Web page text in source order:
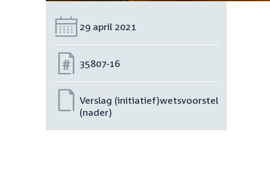
Datum:
29 april 2021
Nummer:
35807-16
Verslag (initiatief)wetsvoorstel
(nader)